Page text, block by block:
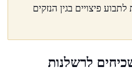
פיצויים בגין הנזקים
לרשלנות